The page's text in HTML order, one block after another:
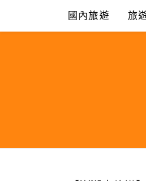
content
國內旅遊 旅